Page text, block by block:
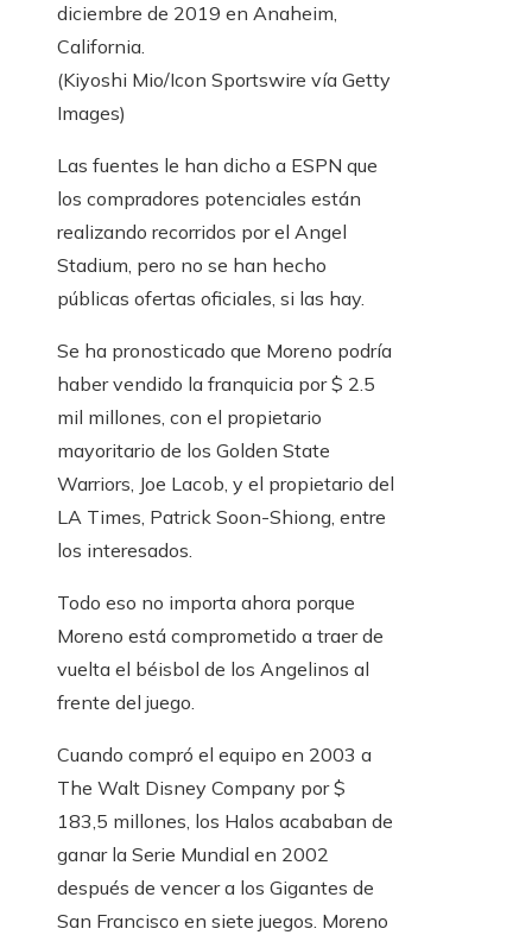
diciembre de 2019 en Anaheim,
California.
(Kiyoshi Mio/Icon Sportswire vía Getty
Images)
Las fuentes le han dicho a ESPN que
los compradores potenciales están
realizando recorridos por el Angel
Stadium, pero no se han hecho
públicas ofertas oficiales, si las hay.
Se ha pronosticado que Moreno podría
haber vendido la franquicia por $ 2.5
mil millones, con el propietario
mayoritario de los Golden State
Warriors, Joe Lacob, y el propietario del
LA Times, Patrick Soon-Shiong, entre
los interesados.
Todo eso no importa ahora porque
Moreno está comprometido a traer de
vuelta el béisbol de los Angelinos al
frente del juego.
Cuando compró el equipo en 2003 a
The Walt Disney Company por $
183,5 millones, los Halos acababan de
ganar la Serie Mundial en 2002
después de vencer a los Gigantes de
San Francisco en siete juegos. Moreno